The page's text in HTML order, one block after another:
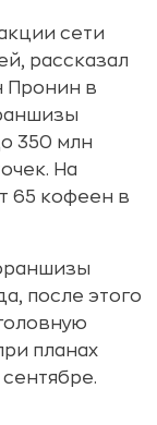
сети
рассказал
Пронин в
350 млн
На
65 кофеен в
после этого
планах